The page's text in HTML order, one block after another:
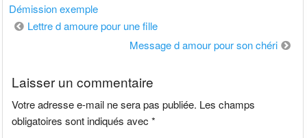
Démission exemple
Navigation
Lettre d amoure pour une fille
Message d amour pour son chéri
Laisser un commentaire
Votre adresse e-mail ne sera pas publiée. Les champs
obligatoires sont indiqués avec*